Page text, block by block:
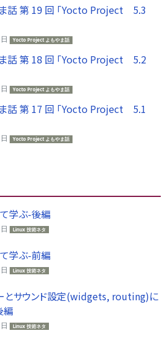
話 第 19 回 「Yocto Project 5.3
Yocto Project よもやま話
話 第 18 回 「Yocto Project 5.2
Yocto Project よもやま話
話 第 17 回 「Yocto Project 5.1
Yocto Project よもやま話
学ぶ-後編
Linux 技術ネタ
学ぶ-前編
Linux 技術ネタ
とサウンド設定(widgets, routing)に
編
Linux 技術ネタ